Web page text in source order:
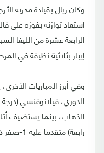
وكان ريال بقيادة مدربه
استعاد توازنه بفوزه على
الرابعة عشرة من الليغا
إيبار بثلاثية نظيفة في
وفي أبرز المباريات
الدوري، فيلانوفنسي (درجة
الذهاب، بينما يستضيف
رابعة) متقدما عليه 1-صفر ذهابا.